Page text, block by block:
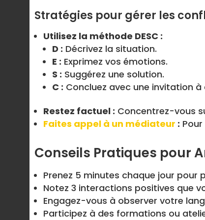
Stratégies pour gérer les
Utilisez la méthode DESC :
D : Décrivez la situation.
E : Exprimez vos émotions.
S : Suggérez une solution.
C : Concluez avec une invitation à
Restez factuel : Concentrez-vous
Faites appel à un médiateur :
Conseils Pratiques pour
Prenez 5 minutes chaque jour pour
Notez 3 interactions positives que
Engagez-vous à observer votre
Participez à des formations ou